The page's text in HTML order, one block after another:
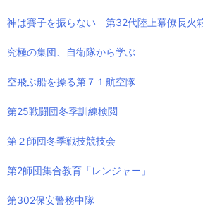
神は賽子を振らない 第32代陸上幕僚長火
究極の集団、自衛隊から学ぶ
空飛ぶ船を操る第７１航空隊
第25戦闘団冬季訓練検閲
第２師団冬季戦技競技会
第2師団集合教育「レンジャー」
第302保安警務中隊